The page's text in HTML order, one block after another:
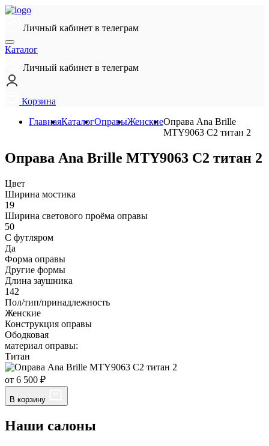
Личный кабинет в телеграм
Каталог
Личный кабинет в телеграм
Корзина
ГлавнаяКаталогОправыЖенскиеОправа Ana Brille
MTY9063 C2 титан 2
Оправа Ana Brille MTY9063 C2 титан 2
Цвет
Ширина мостика
19
Ширина светового проёма оправы
50
С футляром
Да
Форма оправы
Другие формы
Длина заушника
142
Пол/тип/принадлежность
Женские
Конструкция оправы
Ободковая
материал оправы:
Титан
от 6 500 ₽
В корзину
Наши салоны